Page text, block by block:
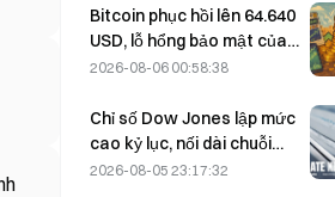
biết tiền của người dùng
không bị mất.
Bitcoin phục hồi lên 64.640
USD, lỗ hổng bảo mật của
Coldcard khiến số lượng ví
nhất trong ba tháng
2026-08-06 00:58:38
Chỉ số Dow Jones lập mức
cao kỷ lục, nối dài chuỗi
tăng 5 phiên; đầu tư vào AI
2026-08-05 23:17:32